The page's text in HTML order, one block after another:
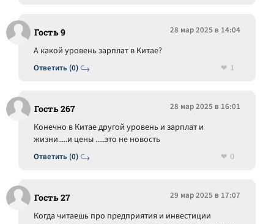
Гость 9 28 мар 2025 в 14:04
Ответить (0)
А какой уровень зарплат в Китае?
1
Гость 267 28 мар 2025 в 16:01
Ответить (0)
Конечно в Китае другой уровень и зарплат и
жизни.....и цены .....это не новость
0
Гость 27 29 мар 2025 в 17:07
Когда читаешь про предприятия и инвестиции